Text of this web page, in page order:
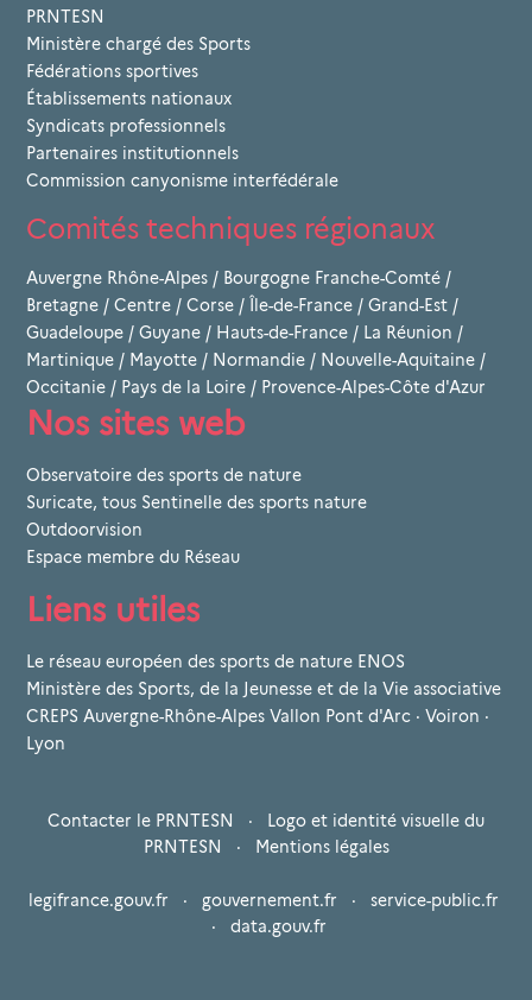
PRNTESN
Ministère chargé des Sports
Fédérations sportives
Établissements nationaux
Syndicats professionnels
Partenaires institutionnels
Commission canyonisme interfédérale
Comités techniques régionaux
Auvergne Rhône-Alpes / Bourgogne Franche-Comté /
Bretagne / Centre / Corse / Île-de-France / Grand-Est /
Guadeloupe / Guyane / Hauts-de-France / La Réunion /
Martinique / Mayotte / Normandie / Nouvelle-Aquitaine /
Occitanie / Pays de la Loire / Provence-Alpes-Côte d'Azur
Nos sites web
Observatoire des sports de nature
Suricate, tous Sentinelle des sports nature
Outdoorvision
Espace membre du Réseau
Liens utiles
Le réseau européen des sports de nature ENOS
Ministère des Sports, de la Jeunesse et de la Vie associative
CREPS Auvergne-Rhône-Alpes Vallon Pont d'Arc · Voiron ·
Lyon
Contacter le PRNTESN · Logo et identité visuelle du
PRNTESN · Mentions légales
legifrance.gouv.fr · gouvernement.fr · service-public.fr
· data.gouv.fr